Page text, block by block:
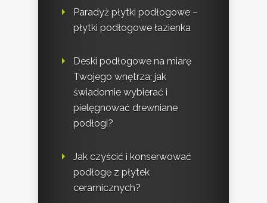
Paradyż płytki podłogowe –
płytki podłogowe łazienka
Deski podłogowe na miarę
Twojego wnętrza: jak
świadomie wybierać i
pielęgnować drewniane
podłogi?
Jak czyścić i konserwować
podłogę z płytek
ceramicznych?